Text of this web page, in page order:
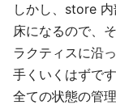
しかし、store
床になるので、
ラクティスに沿
手くいくはずです
全ての状態の管